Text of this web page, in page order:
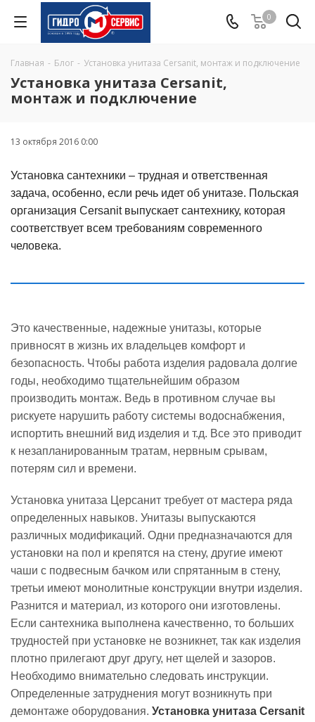
0
Главная - Блог - Установка унитаза Cersanit, монтаж и подключение
Установка унитаза Cersanit,
монтаж и подключение
13 октября 2016 0:00
Установка сантехники – трудная и ответственная
задача, особенно, если речь идет об унитазе. Польская
организация Cersanit выпускает сантехнику, которая
соответствует всем требованиям современного
человека.
Это качественные, надежные унитазы, которые
привносят в жизнь их владельцев комфорт и
безопасность. Чтобы работа изделия радовала долгие
годы, необходимо тщательнейшим образом
производить монтаж. Ведь в противном случае вы
рискуете нарушить работу системы водоснабжения,
испортить внешний вид изделия и т.д. Все это приводит
к незапланированным тратам, нервным срывам,
потерям сил и времени.
Установка унитаза Церсанит требует от мастера ряда
определенных навыков. Унитазы выпускаются
различных модификаций. Одни предназначаются для
установки на пол и крепятся на стену, другие имеют
чаши с подвесным бачком или спрятанным в стену,
третьи имеют монолитные конструкции внутри изделия.
Разнится и материал, из которого они изготовлены.
Если сантехника выполнена качественно, то больших
трудностей при установке не возникнет, так как изделия
плотно прилегают друг другу, нет щелей и зазоров.
Необходимо внимательно следовать инструкции.
Определенные затруднения могут возникнуть при
демонтаже оборудования. Установка унитаза Cersanit